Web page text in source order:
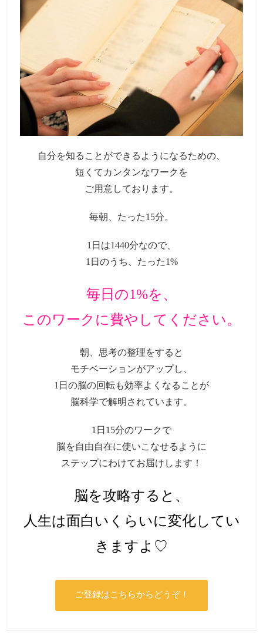
自分を知ることができるようになるための、
短くてカンタンなワークを
ご用意しております。
毎朝、たった15分。
1日は1440分なので、
1日のうち、たった1%
毎日の1%を、
このワークに費やしてください。
朝、思考の整理をすると
モチベーションがアップし、
1日の脳の回転も効率よくなることが
脳科学で解明されています。
1日15分のワークで
脳を自由自在に使いこなせるように
ステップにわけてお届けします！
脳を攻略すると、
人生は面白いくらいに変化してい
きますよ♡
ご登録はこちらからどうぞ！